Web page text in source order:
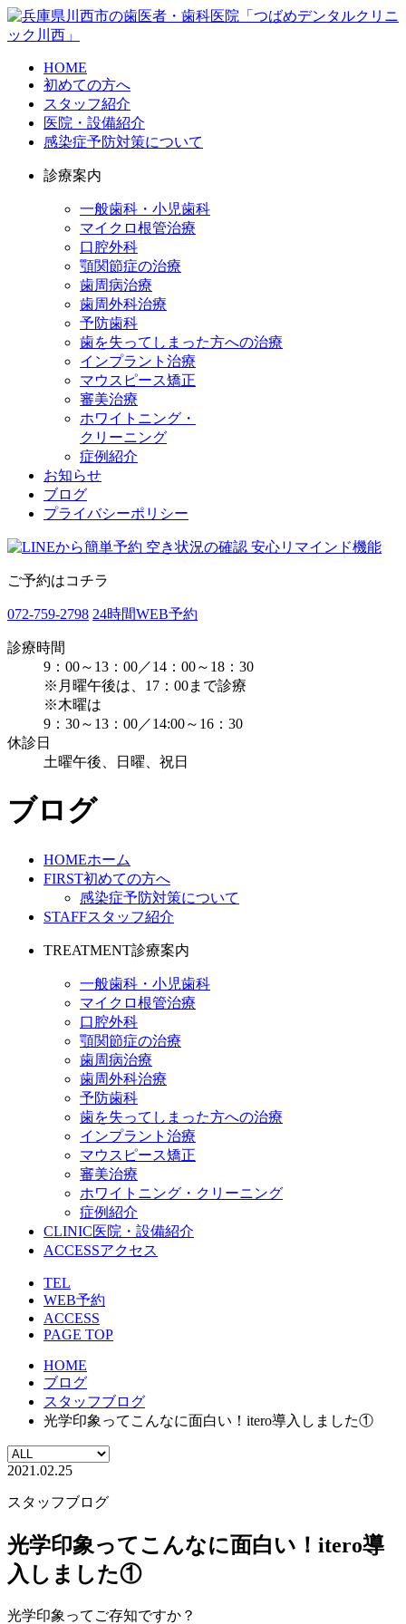
HOME
初めての方へ
スタッフ紹介
医院・設備紹介
感染症予防対策について
診療案内
一般歯科・小児歯科
マイクロ根管治療
口腔外科
顎関節症の治療
歯周病治療
歯周外科治療
予防歯科
歯を失ってしまった方への治療
インプラント治療
マウスピース矯正
審美治療
ホワイトニング・
クリーニング
症例紹介
お知らせ
ブログ
プライバシーポリシー
ご予約はコチラ
072-759-2798 24時間WEB予約
診療時間
9：00～13：00／14：00～18：30
※月曜午後は、17：00まで診療
※木曜は
9：30～13：00／14:00～16：30
休診日
土曜午後、日曜、祝日
ブログ
HOMEホーム
FIRST初めての方へ
感染症予防対策について
STAFFスタッフ紹介
TREATMENT診療案内
一般歯科・小児歯科
マイクロ根管治療
口腔外科
顎関節症の治療
歯周病治療
歯周外科治療
予防歯科
歯を失ってしまった方への治療
インプラント治療
マウスピース矯正
審美治療
ホワイトニング・クリーニング
症例紹介
CLINIC医院・設備紹介
ACCESSアクセス
TEL
WEB予約
ACCESS
PAGE TOP
HOME
ブログ
スタッフブログ
光学印象ってこんなに面白い！itero導入しました①
2021.02.25
スタッフブログ
光学印象ってこんなに面白い！itero導
入しました①
光学印象ってご存知ですか？